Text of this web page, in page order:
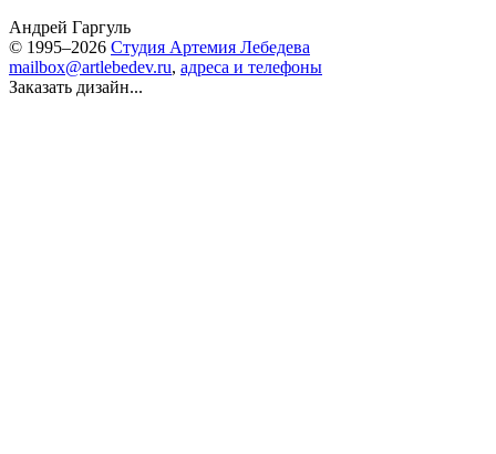
Андрей Гаргуль
© 1995–2026 Студия Артемия Лебедева
mailbox@artlebedev.ru, адреса и телефоны
Заказать дизайн...